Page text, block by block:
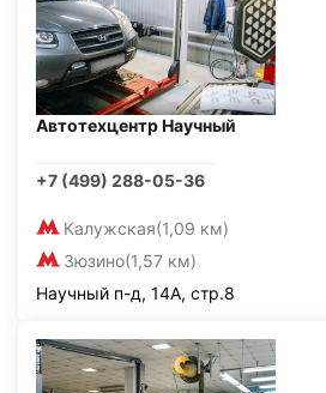
Автотехцентр Научный
+7 (499) 288-05-36
Калужская(1,09 км)
Зюзино(1,57 км)
Научный п-д, 14А, стр.8